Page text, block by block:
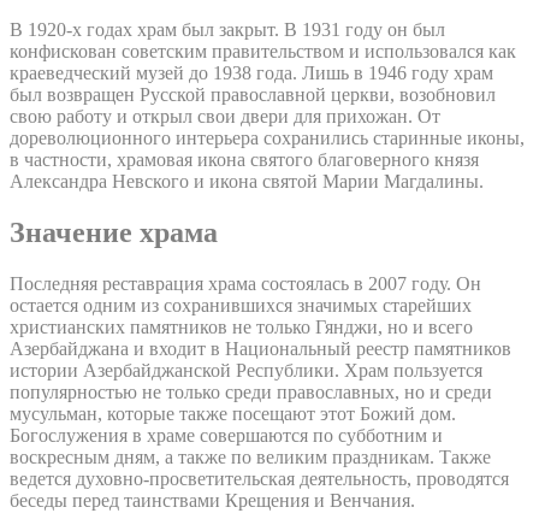
В 1920-х годах храм был закрыт. В 1931 году он был
конфискован советским правительством и использовался как
краеведческий музей до 1938 года. Лишь в 1946 году храм
был возвращен Русской православной церкви, возобновил
свою работу и открыл свои двери для прихожан. От
дореволюционного интерьера сохранились старинные иконы,
в частности, храмовая икона святого благоверного князя
Александра Невского и икона святой Марии Магдалины.
Значение храма
Последняя реставрация храма состоялась в 2007 году. Он
остается одним из сохранившихся значимых старейших
христианских памятников не только Гянджи, но и всего
Азербайджана и входит в Национальный реестр памятников
истории Азербайджанской Республики. Храм пользуется
популярностью не только среди православных, но и среди
мусульман, которые также посещают этот Божий дом.
Богослужения в храме совершаются по субботним и
воскресным дням, а также по великим праздникам. Также
ведется духовно-просветительская деятельность, проводятся
беседы перед таинствами Крещения и Венчания.